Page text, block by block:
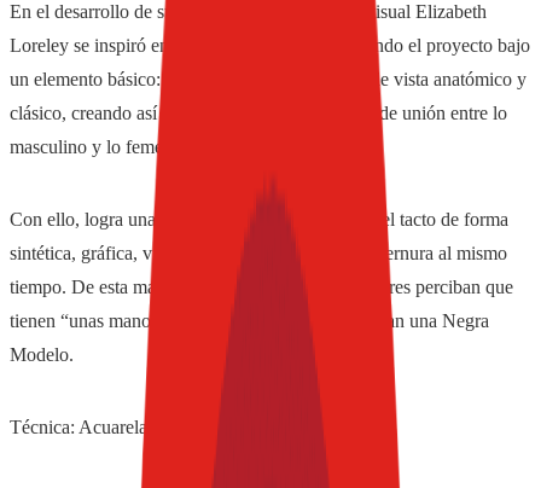
En el desarrollo de su obra, la artista plástica y visual Elizabeth
Loreley se inspiró en imágenes digitales, abordando el proyecto bajo
un elemento básico: las manos, desde un punto de vista anatómico y
clásico, creando así pares de manos como punto de unión entre lo
masculino y lo femenino.
Con ello, logra una obra que expresa el sentido del tacto de forma
sintética, gráfica, visual y concisa, transmitiendo ternura al mismo
tiempo. De esta manera, busca que los consumidores perciban que
tienen “unas manos entre sus manos” cuando toman una Negra
Modelo.
Técnica: Acuarela sobre papel.